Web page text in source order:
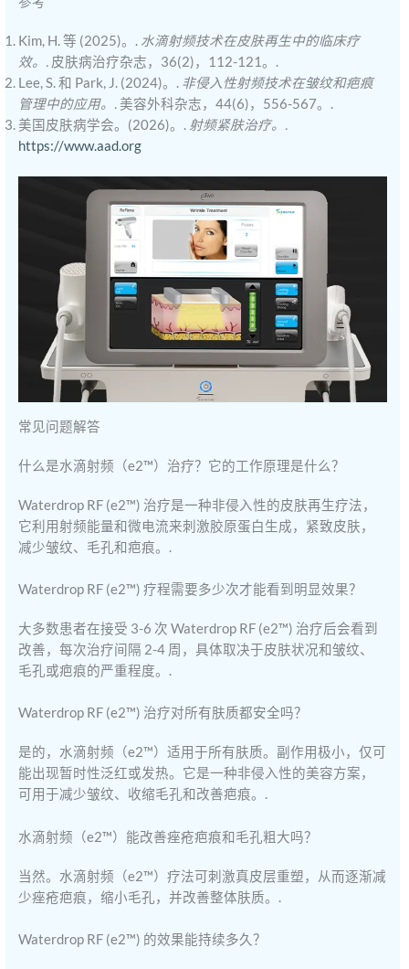
Kim, H. 等 (2025)。. 水滴射频技术在皮肤再生中的临床疗
效。. 皮肤病治疗杂志，36(2)，112-121。.
Lee, S. 和 Park, J. (2024)。. 非侵入性射频技术在皱纹和疤痕
管理中的应用。. 美容外科杂志，44(6)，556-567。.
美国皮肤病学会。(2026)。. 射频紧肤治疗。.
https://www.aad.org
常见问题解答
什么是水滴射频（e2™）治疗？它的工作原理是什么？
Waterdrop RF (e2™) 治疗是一种非侵入性的皮肤再生疗法，
它利用射频能量和微电流来刺激胶原蛋白生成，紧致皮肤，
减少皱纹、毛孔和疤痕。.
Waterdrop RF (e2™) 疗程需要多少次才能看到明显效果？
大多数患者在接受 3-6 次 Waterdrop RF (e2™) 治疗后会看到
改善，每次治疗间隔 2-4 周，具体取决于皮肤状况和皱纹、
毛孔或疤痕的严重程度。.
Waterdrop RF (e2™) 治疗对所有肤质都安全吗？
是的，水滴射频（e2™）适用于所有肤质。副作用极小，仅可
能出现暂时性泛红或发热。它是一种非侵入性的美容方案，
可用于减少皱纹、收缩毛孔和改善疤痕。.
水滴射频（e2™）能改善痤疮疤痕和毛孔粗大吗？
当然。水滴射频（e2™）疗法可刺激真皮层重塑，从而逐渐减
少痤疮疤痕，缩小毛孔，并改善整体肤质。.
Waterdrop RF (e2™) 的效果能持续多久？